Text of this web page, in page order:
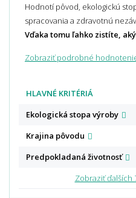
Hodnotí pôvod, ekologickú
spracovania a zdravotnú
Vďaka tomu ľahko zistíte,
Zobraziť podrobné
HLAVNÉ KRITÉRIÁ
Ekologická stopa výroby
Krajina pôvodu
Predpokladaná životnosť
Zobraziť ďalších